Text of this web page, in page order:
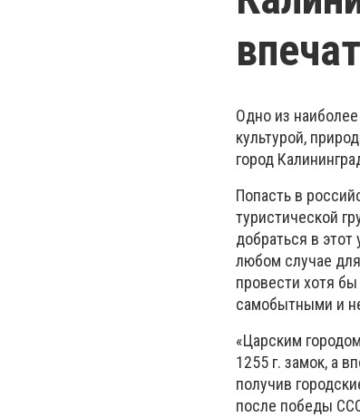
Одно из
культурой,
город
Попасть в
туристической
добраться в
любом случае
провести хотя
самобытными и
«Царским
1255 г. замок, а
получив
после победы